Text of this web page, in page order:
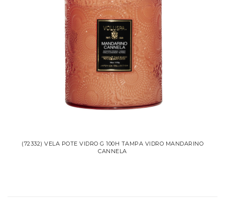
(72332) VELA POTE VIDRO G 100H TAMPA VIDRO MANDARINO
CANNELA